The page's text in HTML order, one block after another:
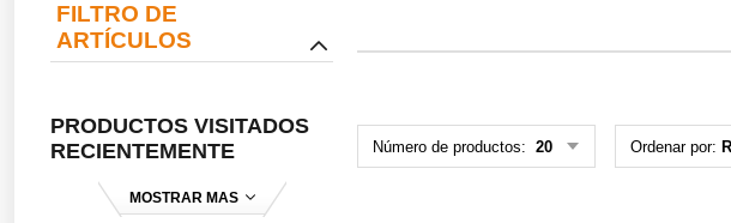
Número de productos: 20 Ordenar por:
FILTRO DE
ARTÍCULOS
PRODUCTOS VISITADOS
RECIENTEMENTE
MOSTRAR MAS